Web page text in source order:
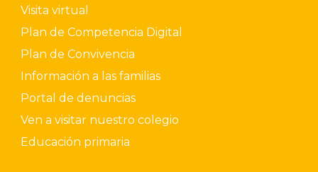
Visita virtual
Plan de Competencia Digital
Plan de Convivencia
Información a las familias
Portal de denuncias
Ven a visitar nuestro colegio
Educación primaria